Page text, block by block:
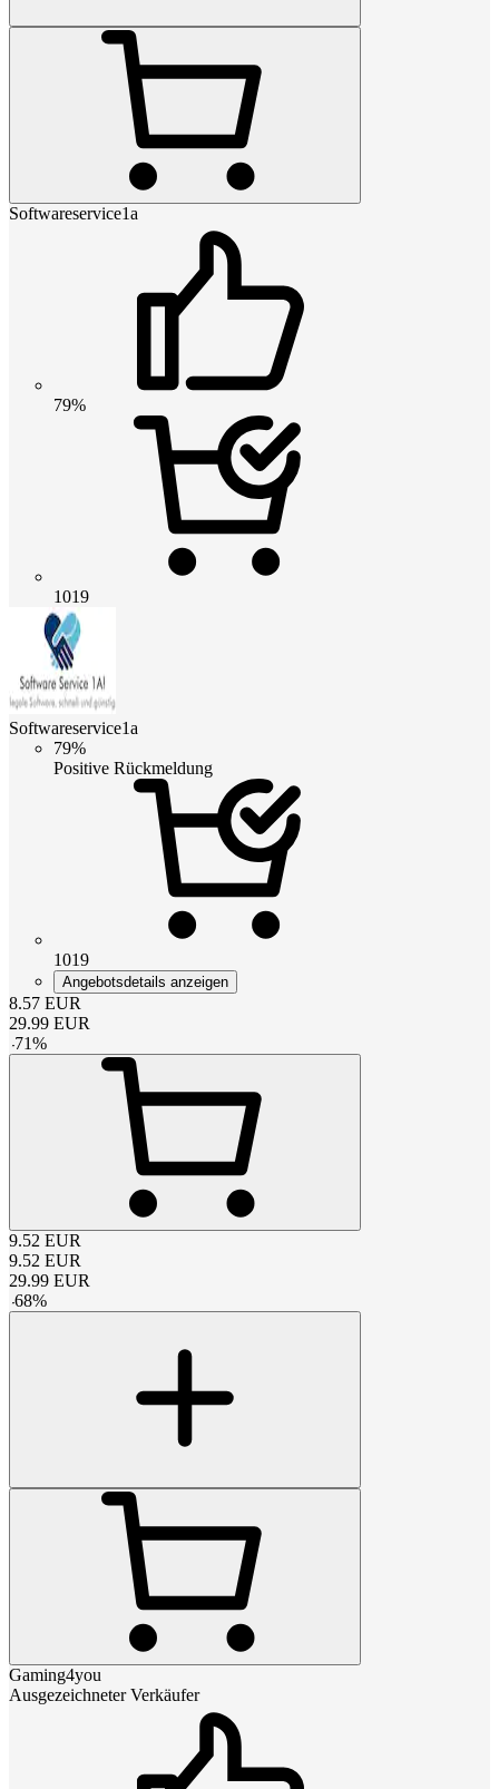
Softwareservice1a
79%
1019
Softwareservice1a
79%
Positive Rückmeldung
1019
Angebotsdetails anzeigen
8.57 EUR
29.99 EUR
-71%
9.52 EUR
9.52 EUR
29.99 EUR
-68%
Gaming4you
Ausgezeichneter Verkäufer